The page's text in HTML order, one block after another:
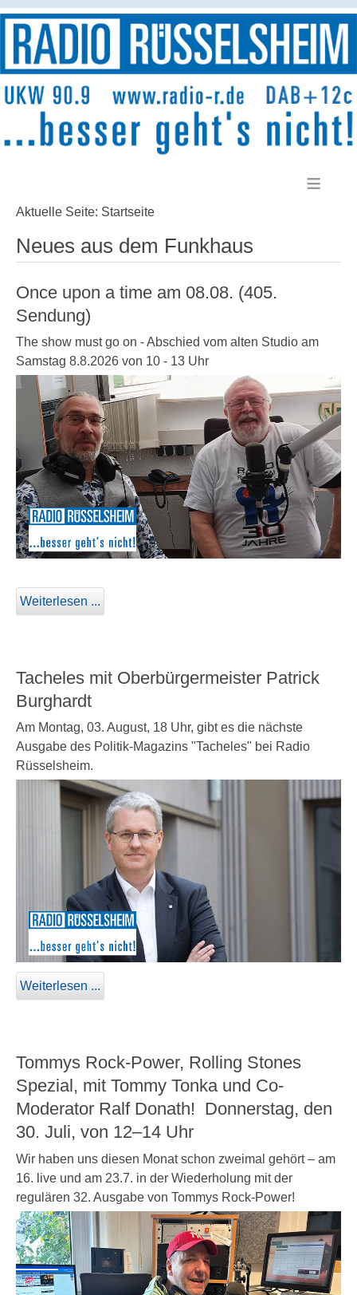
≡
Aktuelle Seite: Startseite
Neues aus dem Funkhaus
Once upon a time am 08.08. (405.
Sendung)
The show must go on - Abschied vom alten Studio am
Samstag 8.8.2026 von 10 - 13 Uhr
Weiterlesen ...
Tacheles mit Oberbürgermeister Patrick
Burghardt
Am Montag, 03. August, 18 Uhr, gibt es die nächste
Ausgabe des Politik-Magazins "Tacheles" bei Radio
Rüsselsheim.
Weiterlesen ...
Tommys Rock-Power, Rolling Stones
Spezial, mit Tommy Tonka und Co-
Moderator Ralf Donath! Donnerstag, den
30. Juli, von 12–14 Uhr
Wir haben uns diesen Monat schon zweimal gehört – am
16. live und am 23.7. in der Wiederholung mit der
regulären 32. Ausgabe von Tommys Rock-Power!